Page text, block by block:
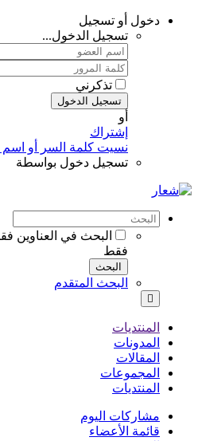
دخول أو تسجيل
تسجيل الدخول...
تذكرني
تسجيل الدخول
أو
إشتراك
نسيت كلمة السر أو
تسجيل دخول بواسطة
البحث في العناوين
فقط
البحث
البحث المتقدم
المنتديات
المدونات
المقالات
المجموعات
المنتديات
مشاركات اليوم
قائمة الأعضاء